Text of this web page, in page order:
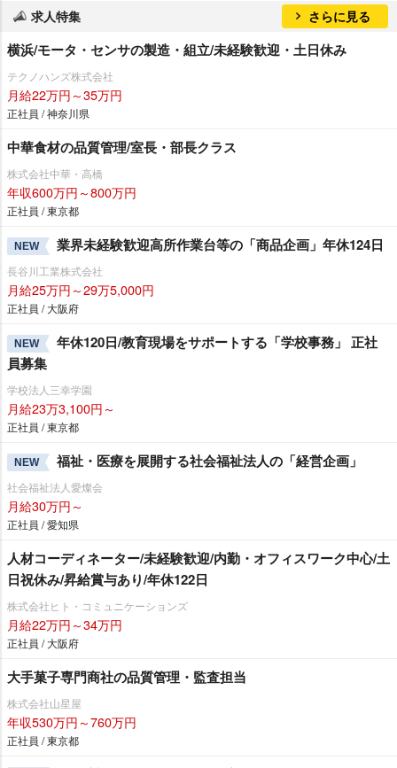
求人特集 さらに見る
横浜/モータ・センサの製造・組立/未経験歓迎・土日休み
テクノハンズ株式会社
月給22万円～35万円
正社員 / 神奈川県
中華食材の品質管理/室長・部長クラス
株式会社中華・高橋
年収600万円～800万円
正社員 / 東京都
NEW 業界未経験歓迎高所作業台等の「商品企画」年休124日
長谷川工業株式会社
月給25万円～29万5,000円
正社員 / 大阪府
NEW
年休120日/教育現場をサポートする「学校事務」 正社
員募集
学校法人三幸学園
月給23万3,100円～
正社員 / 東京都
NEW 福祉・医療を展開する社会福祉法人の「経営企画」
社会福祉法人愛燦会
月給30万円～
正社員 / 愛知県
人材コーディネーター/未経験歓迎/内勤・オフィスワーク中心/土
日祝休み/昇給賞与あり/年休122日
株式会社ヒト・コミュニケーションズ
月給22万円～34万円
正社員 / 大阪府
大手菓子専門商社の品質管理・監査担当
株式会社山星屋
年収530万円～760万円
正社員 / 東京都